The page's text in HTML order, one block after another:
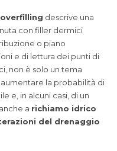
overfilling descrive una
con filler dermici
o piano
e di lettura dei punti di
non è solo un tema
la probabilità di
e, in alcuni casi, di un
a richiamo idrico
del drenaggio